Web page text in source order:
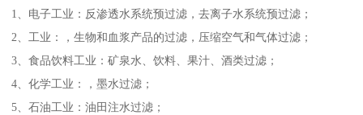
1、电子工业：反渗透水系统预过滤，去离子水系统预过滤；
2、工业：，生物和血浆产品的过滤，压缩空气和气体过滤；
3、食品饮料工业：矿泉水、饮料、果汁、酒类过滤；
4、化学工业：，墨水过滤；
5、石油工业：油田注水过滤；